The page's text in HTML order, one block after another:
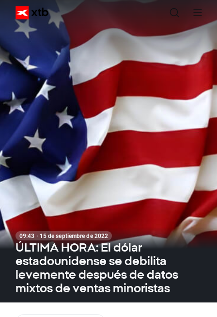
09:43 · 15 de septiembre de 2022
ÚLTIMA HORA: El dólar
estadounidense se debilita
levemente después de datos
mixtos de ventas minoristas